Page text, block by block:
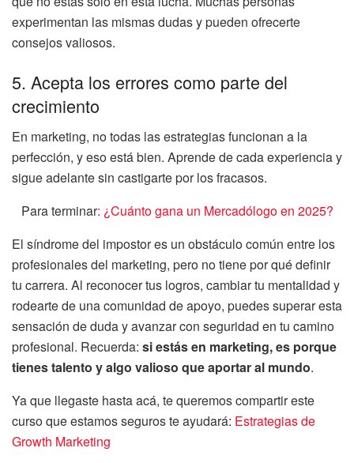
experimentan las mismas dudas y pueden ofrecerte
consejos valiosos.
5. Acepta los errores como parte del
crecimiento
En marketing, no todas las estrategias funcionan a la
perfección, y eso está bien. Aprende de cada experiencia y
sigue adelante sin castigarte por los fracasos.
Para terminar: ¿Cuánto gana un Mercadólogo en 2025?
El síndrome del impostor es un obstáculo común entre los
profesionales del marketing, pero no tiene por qué definir
tu carrera. Al reconocer tus logros, cambiar tu mentalidad y
rodearte de una comunidad de apoyo, puedes superar esta
sensación de duda y avanzar con seguridad en tu camino
profesional. Recuerda: si estás en marketing, es porque
tienes talento y algo valioso que aportar al mundo.
Ya que llegaste hasta acá, te queremos compartir este
curso que estamos seguros te ayudará: Estrategias de
Growth Marketing